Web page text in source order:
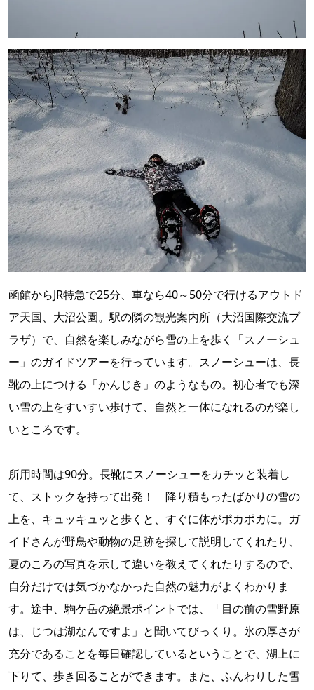
函館からJR特急で25分、車なら40～50分で行けるアウトド
ア天国、大沼公園。駅の隣の観光案内所（大沼国際交流プ
ラザ）で、自然を楽しみながら雪の上を歩く「スノーシュ
ー」のガイドツアーを行っています。スノーシューは、長
靴の上につける「かんじき」のようなもの。初心者でも深
い雪の上をすいすい歩けて、自然と一体になれるのが楽し
いところです。
所用時間は90分。長靴にスノーシューをカチッと装着し
て、ストックを持って出発！ 降り積もったばかりの雪の
上を、キュッキュッと歩くと、すぐに体がポカポカに。ガ
イドさんが野鳥や動物の足跡を探して説明してくれたり、
夏のころの写真を示して違いを教えてくれたりするので、
自分だけでは気づかなかった自然の魅力がよくわかりま
す。途中、駒ケ岳の絶景ポイントでは、「目の前の雪野原
は、じつは湖なんですよ」と聞いてびっくり。氷の厚さが
充分であることを毎日確認しているということで、湖上に
下りて、歩き回ることができます。また、ふんわりした雪